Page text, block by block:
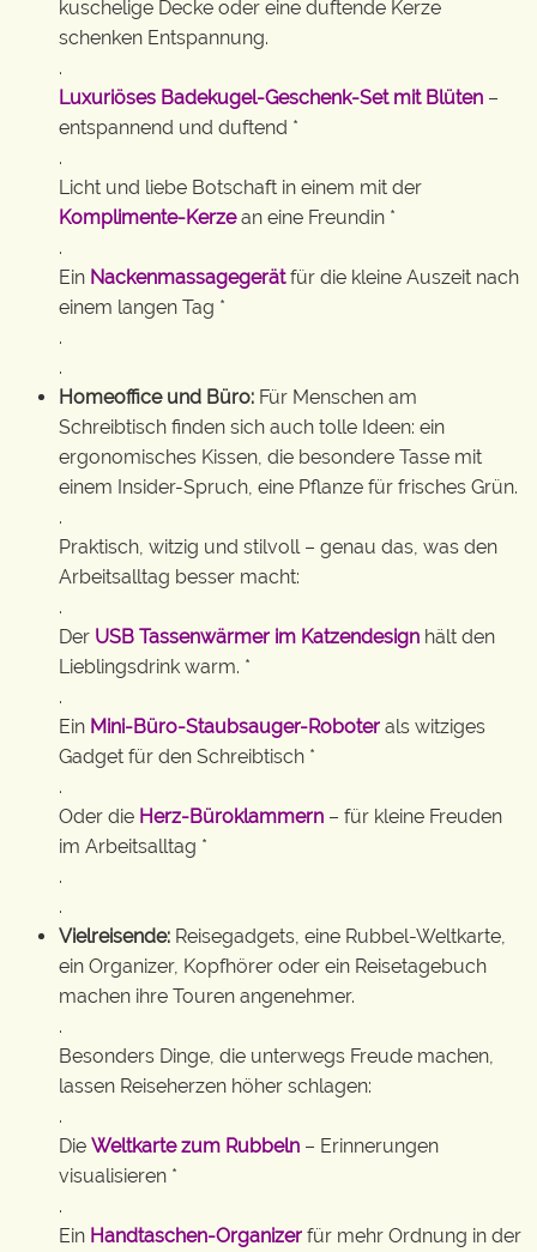
kuschelige Decke oder eine duftende Kerze
schenken Entspannung.
.
Luxuriöses Badekugel-Geschenk-Set mit Blüten –
entspannend und duftend *
.
Licht und liebe Botschaft in einem mit der
Komplimente-Kerzean eine Freundin *
.
Ein Nackenmassagegerätfür die kleine Auszeit nach
einem langen Tag *
.
.
Homeoffice und Büro: Für Menschen am
Schreibtisch finden sich auch tolle Ideen: ein
ergonomisches Kissen, die besondere Tasse mit
einem Insider-Spruch, eine Pflanze für frisches Grün.
.
Praktisch, witzig und stilvoll – genau das, was den
Arbeitsalltag besser macht:
.
Der USB Tassenwärmer im Katzendesign hält den
Lieblingsdrink warm. *
.
Ein Mini-Büro-Staubsauger-Roboter als witziges
Gadget für den Schreibtisch *
.
Oder die Herz-Büroklammern – für kleine Freuden
im Arbeitsalltag *
.
.
Vielreisende: Reisegadgets, eine Rubbel-Weltkarte,
ein Organizer, Kopfhörer oder ein Reisetagebuch
machen ihre Touren angenehmer.
.
Besonders Dinge, die unterwegs Freude machen,
lassen Reiseherzen höher schlagen:
.
Die Weltkarte zum Rubbeln – Erinnerungen
visualisieren *
.
Ein Handtaschen-Organizer für mehr Ordnung in der